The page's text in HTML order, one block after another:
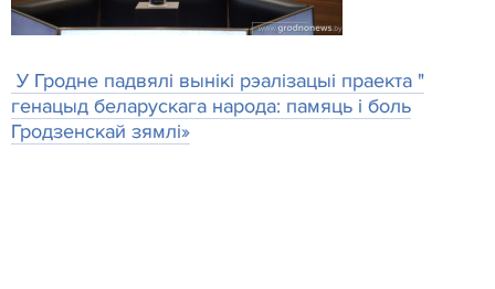
У Гродне падвялі вынікі рэалізацыі праекта "
генацыд беларускага народа: памяць і боль
Гродзенскай зямлі»